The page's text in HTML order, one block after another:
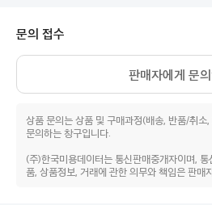
문의 접수
판매자에게 문
상품 문의는 상품 및 구매과정(배송, 반품/취
문의하는 창구입니다.
(주)한국미용데이터는 통신판매중개자이며,
품, 상품정보, 거래에 관한 의무와 책임은 판매